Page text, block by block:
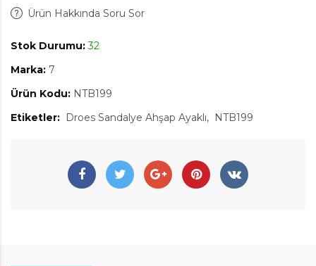
Ürün Hakkında Soru Sor
Stok Durumu:32
Marka: 7
Ürün Kodu: NTB199
Etiketler: Droes Sandalye Ahşap Ayaklı NTB199